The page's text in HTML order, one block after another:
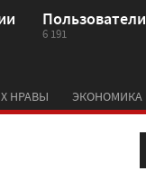
Пользователи
6 191
НРАВЫ ЭКОНОМИКА